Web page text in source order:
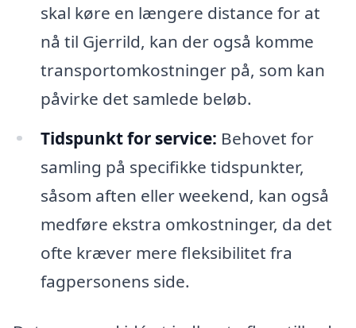
skal køre en længere distance for at
nå til Gjerrild, kan der også komme
transportomkostninger på, som kan
påvirke det samlede beløb.
Tidspunkt for service: Behovet for
samling på specifikke tidspunkter,
såsom aften eller weekend, kan også
medføre ekstra omkostninger, da det
ofte kræver mere fleksibilitet fra
fagpersonens side.